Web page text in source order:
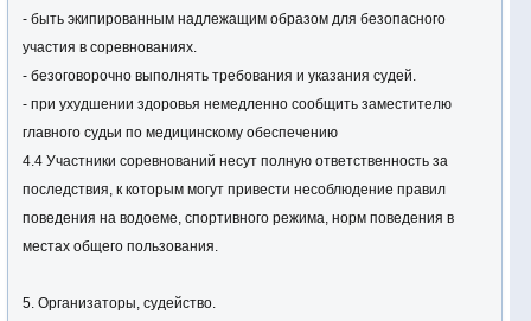
- быть экипированным надлежащим образом для безопасного
участия в соревнованиях.
- безоговорочно выполнять требования и указания судей.
- при ухудшении здоровья немедленно сообщить заместителю
главного судьи по медицинскому обеспечению
4.4 Участники соревнований несут полную ответственность за
последствия, к которым могут привести несоблюдение правил
поведения на водоеме, спортивного режима, норм поведения в
местах общего пользования.
5. Организаторы, судейство.